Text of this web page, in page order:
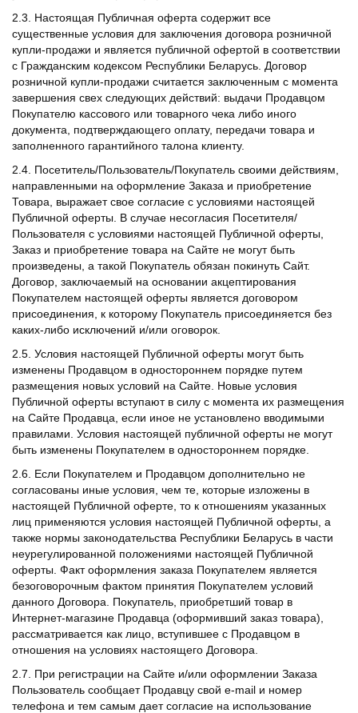
2.3. Настоящая Публичная оферта содержит все
существенные условия для заключения договора розничной
купли-продажи и является публичной офертой в соответствии
с Гражданским кодексом Республики Беларусь. Договор
розничной купли-продажи считается заключенным с момента
завершения свех следующих действий: выдачи Продавцом
Покупателю кассового или товарного чека либо иного
документа, подтверждающего оплату, передачи товара и
заполненного гарантийного талона клиенту.
2.4. Посетитель/Пользователь/Покупатель своими действиям,
направленными на оформление Заказа и приобретение
Товара, выражает свое согласие с условиями настоящей
Публичной оферты. В случае несогласия Посетителя/
Пользователя с условиями настоящей Публичной оферты,
Заказ и приобретение товара на Сайте не могут быть
произведены, а такой Покупатель обязан покинуть Сайт.
Договор, заключаемый на основании акцептирования
Покупателем настоящей оферты является договором
присоединения, к которому Покупатель присоединяется без
каких-либо исключений и/или оговорок.
2.5. Условия настоящей Публичной оферты могут быть
изменены Продавцом в одностороннем порядке путем
размещения новых условий на Сайте. Новые условия
Публичной оферты вступают в силу с момента их размещения
на Сайте Продавца, если иное не установлено вводимыми
правилами. Условия настоящей публичной оферты не могут
быть изменены Покупателем в одностороннем порядке.
2.6. Если Покупателем и Продавцом дополнительно не
согласованы иные условия, чем те, которые изложены в
настоящей Публичной оферте, то к отношениям указанных
лиц применяются условия настоящей Публичной оферты, а
также нормы законодательства Республики Беларусь в части
неурегулированной положениями настоящей Публичной
оферты. Факт оформления заказа Покупателем является
безоговорочным фактом принятия Покупателем условий
данного Договора. Покупатель, приобретший товар в
Интернет-магазине Продавца (оформивший заказ товара),
рассматривается как лицо, вступившее с Продавцом в
отношения на условиях настоящего Договора.
2.7. При регистрации на Сайте и/или оформлении Заказа
Пользователь сообщает Продавцу свой e-mail и номер
телефона и тем самым дает согласие на использование